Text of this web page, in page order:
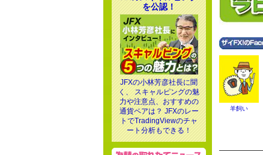
羊飼い
を公認！
JFXの小林芳彦社長に聞
く、 スキャルピングの魅
力や注意点、おすすめの
通貨ペアは？ JFXのレー
トでTradingViewのチャ
ート分析もできる！